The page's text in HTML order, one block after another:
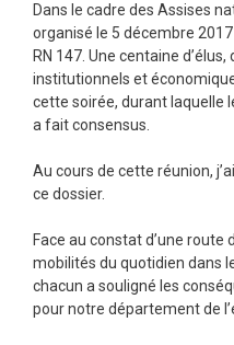
Dans le cadre des Assises
organisé le 5 décembre
RN 147. Une centaine
institutionnels et
cette soirée, durant laquelle
a fait consensus.
Au cours de cette réunion,
ce dossier.
Face au constat d’une
mobilités du quotidien dans
chacun a souligné les
pour notre département de